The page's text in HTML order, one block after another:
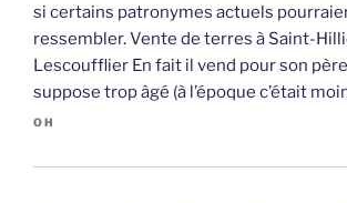
si certains patronymes actuels
ressembler. Vente de terres à Saint-
Lescoufflier En fait il vend pour son père
suppose trop âgé (à l’époque c’était
OH